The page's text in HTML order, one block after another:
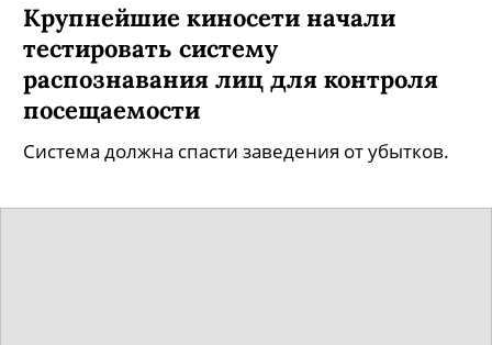
Крупнейшие киносети начали
тестировать систему
распознавания лиц для контроля
посещаемости
Система должна спасти заведения от убытков.